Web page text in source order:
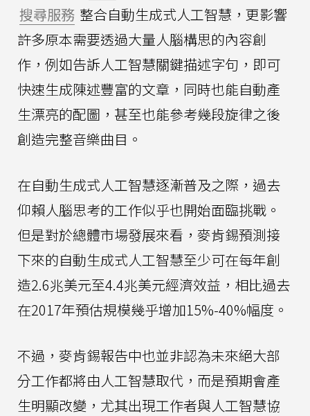
搜尋服務 整合自動生成式人工智慧，更影響
許多原本需要透過大量人腦構思的內容創
作，例如告訴人工智慧關鍵描述字句，即可
快速生成陳述豐富的文章，同時也能自動產
生漂亮的配圖，甚至也能參考幾段旋律之後
創造完整音樂曲目。
在自動生成式人工智慧逐漸普及之際，過去
仰賴人腦思考的工作似乎也開始面臨挑戰。
但是對於總體市場發展來看，麥肯錫預測接
下來的自動生成式人工智慧至少可在每年創
造2.6兆美元至4.4兆美元經濟效益，相比過去
在2017年預估規模幾乎增加15%-40%幅度。
不過，麥肯錫報告中也並非認為未來絕大部
分工作都將由人工智慧取代，而是預期會產
生明顯改變，尤其出現工作者與人工智慧協